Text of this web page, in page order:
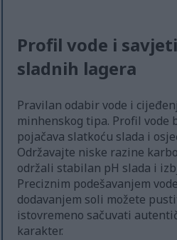
Profil vode i
sladnih lagera
Pravilan odabir vode i
minhenskog tipa. Profil vode
pojačava slatkoću slada i
Održavajte niske razine
održali stabilan pH slada i
Preciznim podešavanjem
dodavanjem soli možete
istovremeno sačuvati
karakter.